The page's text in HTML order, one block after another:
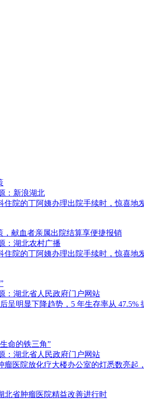
：新浪湖北
住院的丁阿姨办理出院手续时，惊喜地
献血者亲属出院结算享便捷报销
：湖北农村广播
住院的丁阿姨办理出院手续时，惊喜地
：湖北省人民政府门户网站
呈明显下降趋势，5 年生存率从
命的铁三角”
：湖北省人民政府门户网站
医院放化疗大楼办公室的灯悉数亮
省肿瘤医院精益改善进行时